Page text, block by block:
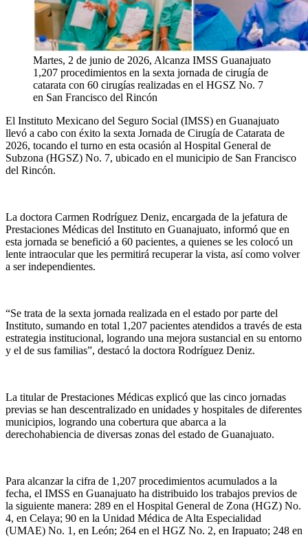
Martes, 2 de junio de 2026, Alcanza IMSS Guanajuato
1,207 procedimientos en la sexta jornada de cirugía de
catarata con 60 cirugías realizadas en el HGSZ No. 7
en San Francisco del Rincón
El Instituto Mexicano del Seguro Social (IMSS) en Guanajuato
llevó a cabo con éxito la sexta Jornada de Cirugía de Catarata de
2026, tocando el turno en esta ocasión al Hospital General de
Subzona (HGSZ) No. 7, ubicado en el municipio de San Francisco
del Rincón.
La doctora Carmen Rodríguez Deniz, encargada de la jefatura de
Prestaciones Médicas del Instituto en Guanajuato, informó que en
esta jornada se benefició a 60 pacientes, a quienes se les colocó un
lente intraocular que les permitirá recuperar la vista, así como volver
a ser independientes.
“Se trata de la sexta jornada realizada en el estado por parte del
Instituto, sumando en total 1,207 pacientes atendidos a través de esta
estrategia institucional, logrando una mejora sustancial en su entorno
y el de sus familias”, destacó la doctora Rodríguez Deniz.
La titular de Prestaciones Médicas explicó que las cinco jornadas
previas se han descentralizado en unidades y hospitales de diferentes
municipios, logrando una cobertura que abarca a la
derechohabiencia de diversas zonas del estado de Guanajuato.
Para alcanzar la cifra de 1,207 procedimientos acumulados a la
fecha, el IMSS en Guanajuato ha distribuido los trabajos previos de
la siguiente manera: 289 en el Hospital General de Zona (HGZ) No.
4, en Celaya; 90 en la Unidad Médica de Alta Especialidad
(UMAE) No. 1 , en León; 264 en el HGZ No. 2, en Irapuato; 248 en